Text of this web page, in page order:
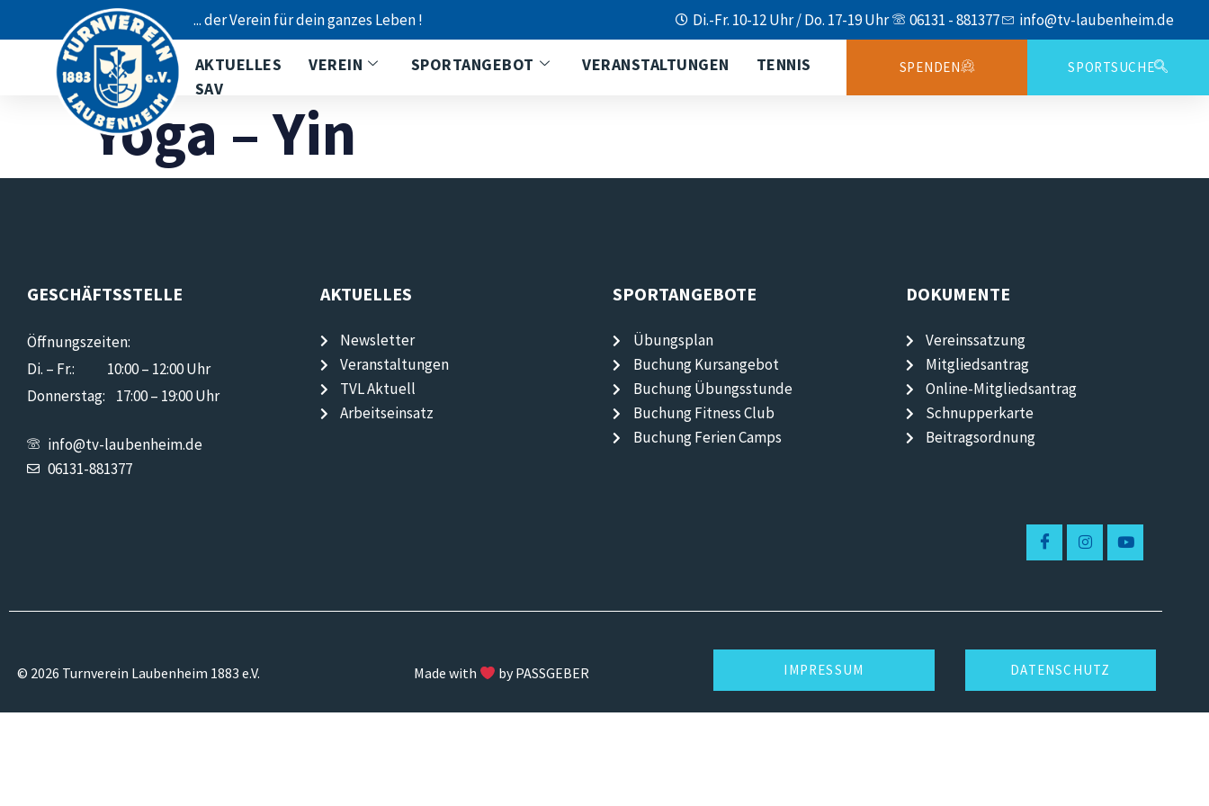
... der Verein für dein ganzes Leben ! Di.-Fr. 10-12 Uhr / Do. 17-19 Uhr 06131 - 881377 info@tv-laubenheim.de
AKTUELLES VEREIN SPORTANGEBOT VERANSTALTUNGEN
TENNIS
SAV
SPENDEN SPORTSUCHE
Yoga – Yin
GESCHÄFTSSTELLE
Öffnungszeiten:
Di. – Fr.: 10:00 – 12:00 Uhr
Donnerstag: 17:00 – 19:00 Uhr
info@tv-laubenheim.de
06131-881377
AKTUELLES
Newsletter
Veranstaltungen
TVL Aktuell
Arbeitseinsatz
SPORTANGEBOTE
Übungsplan
Buchung Kursangebot
Buchung Übungsstunde
Buchung Fitness Club
Buchung Ferien Camps
DOKUMENTE
Vereinssatzung
Mitgliedsantrag
Online-Mitgliedsantrag
Schnupperkarte
Beitragsordnung
© 2026 Turnverein Laubenheim 1883 e.V. Made with by PASSGEBER IMPRESSUM DATENSCHUTZ